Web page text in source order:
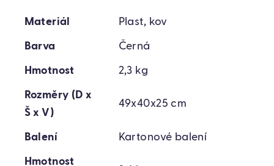
Materiál Plast, kov
Barva Černá
Hmotnost 2,3 kg
Rozměry (D x
Š x V)
49x40x25 cm
Balení Kartonové balení
Hmotnost